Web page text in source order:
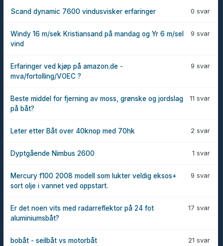
0 svar
Scand dynamic 7600 vindusvisker erfaringer
9 svar
Windy 16 m/sek Kristiansand på mandag og Yr 6 m/sel
vind
9 svar
Erfaringer ved kjøp på amazon.de -
mva/fortolling/VOEC ?
11 svar
Beste middel for fjerning av moss, grønske og jordslag
på båt?
2 svar
Leter etter Båt over 40knop med 70hk
1 svar
Dyptgående Nimbus 2600
9 svar
Mercury f100 2008 modell som lukter veldig eksos+
sort olje i vannet ved oppstart.
17 svar
Er det noen vits med radarreflektor på 24 fot
aluminiumsbåt?
21 svar
bobåt - seilbåt vs motorbåt